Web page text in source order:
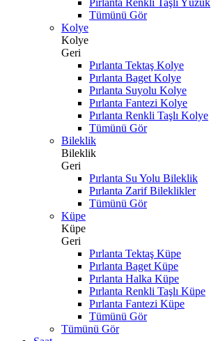
Pırlanta Renkli Taşlı Yüzük
Tümünü Gör
Kolye
Kolye
Geri
Pırlanta Tektaş Kolye
Pırlanta Baget Kolye
Pırlanta Suyolu Kolye
Pırlanta Fantezi Kolye
Pırlanta Renkli Taşlı Kolye
Tümünü Gör
Bileklik
Bileklik
Geri
Pırlanta Su Yolu Bileklik
Pırlanta Zarif Bileklikler
Tümünü Gör
Küpe
Küpe
Geri
Pırlanta Tektaş Küpe
Pırlanta Baget Küpe
Pırlanta Halka Küpe
Pırlanta Renkli Taşlı Küpe
Pırlanta Fantezi Küpe
Tümünü Gör
Tümünü Gör